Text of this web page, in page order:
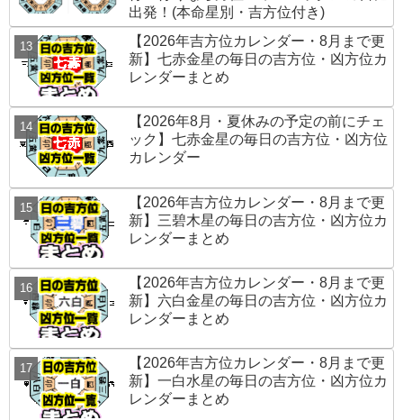
出発！(本命星別・吉方位付き)
【2026年吉方位カレンダー・8月まで更
新】七赤金星の毎日の吉方位・凶方位カ
レンダーまとめ
【2026年8月・夏休みの予定の前にチェ
ック】七赤金星の毎日の吉方位・凶方位
カレンダー
【2026年吉方位カレンダー・8月まで更
新】三碧木星の毎日の吉方位・凶方位カ
レンダーまとめ
【2026年吉方位カレンダー・8月まで更
新】六白金星の毎日の吉方位・凶方位カ
レンダーまとめ
【2026年吉方位カレンダー・8月まで更
新】一白水星の毎日の吉方位・凶方位カ
レンダーまとめ